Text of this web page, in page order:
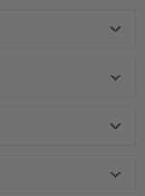



